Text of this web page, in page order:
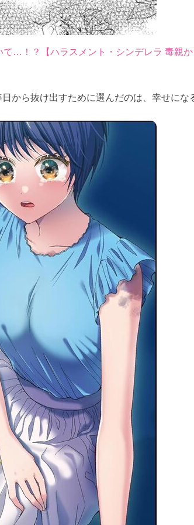
て…！？【ハラスメント・シンデレラ 毒親
から抜け出すために選んだのは、幸せにな